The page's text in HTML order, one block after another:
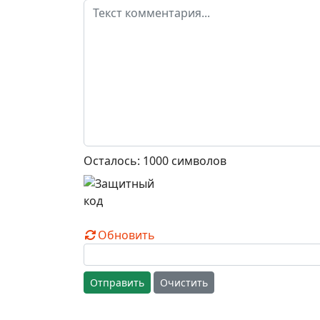
Осталось: 1000 символов
Обновить
Отправить Очистить